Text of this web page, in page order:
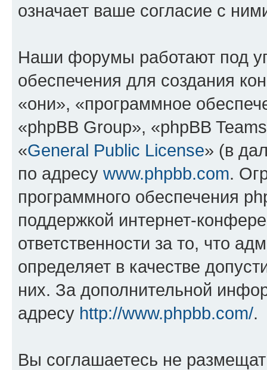
означает ваше согласие с
Наши форумы работают под
обеспечения для создания
«они», «программное
«phpBB Group», «phpBB
«General Public License» (в
по адресу www.phpbb.com.
программного обеспечения
поддержкой интернет-
ответственности за то, что
определяет в качестве
них. За дополнительной
адресу http://www.phpbb.com/.
Вы соглашаетесь не